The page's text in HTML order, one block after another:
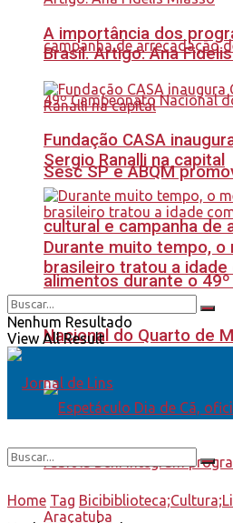
Sesc SP e ABQM
cultural e campanha de
alimentos durante o
Nacional do Quarto de
A importância dos
Brasil. Artigo: Ana
Fundação CASA
Sergio Ranalli na capital
Durante muito tempo,
brasileiro tratou a
Nenhum Resultado
View All Result
Home Tag